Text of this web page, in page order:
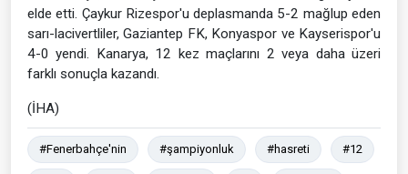
elde etti. Çaykur Rizespor'u deplasmanda 5-2 mağlup eden
sarı-lacivertliler, Gaziantep FK, Konyaspor ve Kayserispor'u
4-0 yendi. Kanarya, 12 kez maçlarını 2 veya daha üzeri
farklı sonuçla kazandı.
(İHA)
#Fenerbahçe'nin #şampiyonluk #hasreti #12